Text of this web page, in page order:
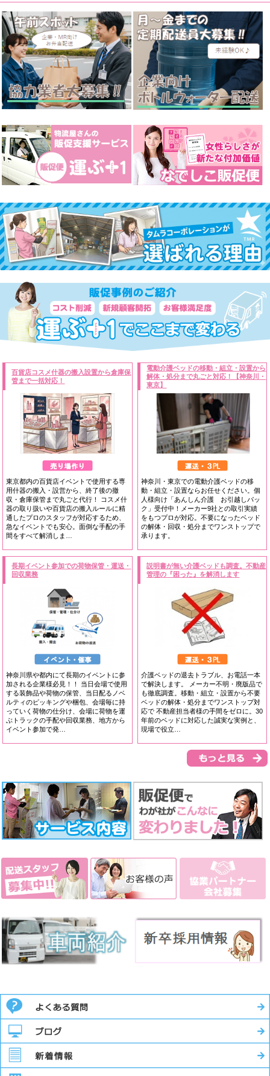
百貨店コスメ什器の搬入設置から倉庫保
管まで一括対応！
東京都内の百貨店イベントで使用する専
用什器の搬入・設営から、終了後の撤
収・倉庫保管まで丸ごと代行！ コスメ什
器の取り扱いや百貨店の搬入ルールに精
通したプロのスタッフが対応するため、
急なイベントでも安心。面倒な手配の手
間をすべて解消しま…
電動介護ベッドの移動・組立・設置から
解体・処分まで丸ごと対応！【神奈川・
東京】
神奈川・東京での電動介護ベッドの移
動・組立・設置ならお任せください。個
人様向け「あんしん介護 お引越しパッ
ク」受付中！メーカー9社との取引実績
をもつプロが対応。不要になったベッド
の解体・回収・処分までワンストップで
承ります。
長期イベント参加での荷物保管・運送・
回収業務
神奈川県や都内にて長期のイベントに参
加される企業様必見！！ 当日会場で使用
する装飾品や荷物の保管、当日配るノベ
ルティのピッキングや梱包、会場毎に持
っていく荷物の仕分け、会場に荷物を運
ぶトラックの手配や回収業務、地方から
イベント参加で発…
説明書が無い介護ベッドも調査。不動産
管理の『困った』を解消します
介護ベッドの退去トラブル、お電話一本
で解決します。 メーカー不明・廃版品で
も徹底調査。移動・組立・設置から不要
ベッドの解体・処分までワンストップ対
応で 不動産担当者様の手間をゼロに。30
年前のベッドに対応した誠実な実例と、
現場で役立…